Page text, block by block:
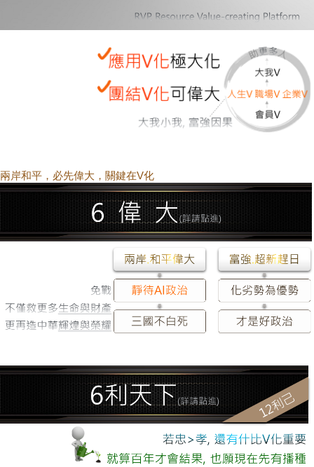
兩岸和平，必先偉大，關鍵在V化